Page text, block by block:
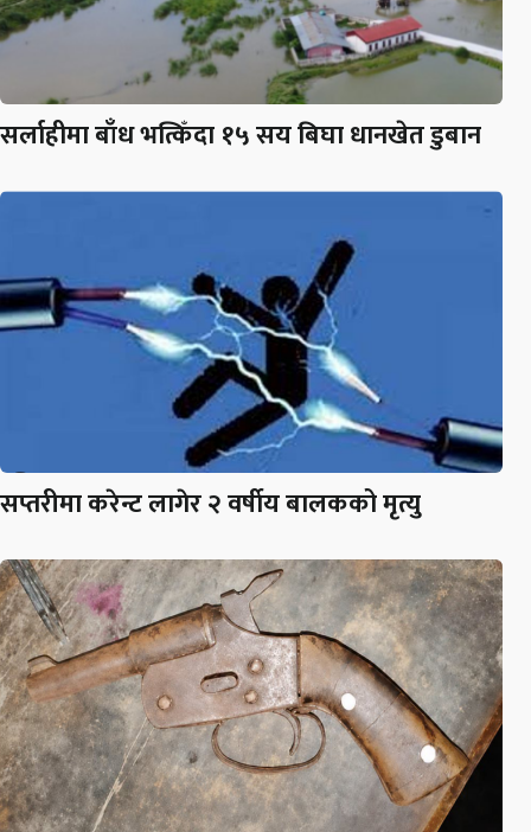
सर्लाहीमा बाँध भत्किँदा १५ सय बिघा धानखेत डुबान
सप्तरीमा करेन्ट लागेर २ वर्षीय बालकको मृत्यु